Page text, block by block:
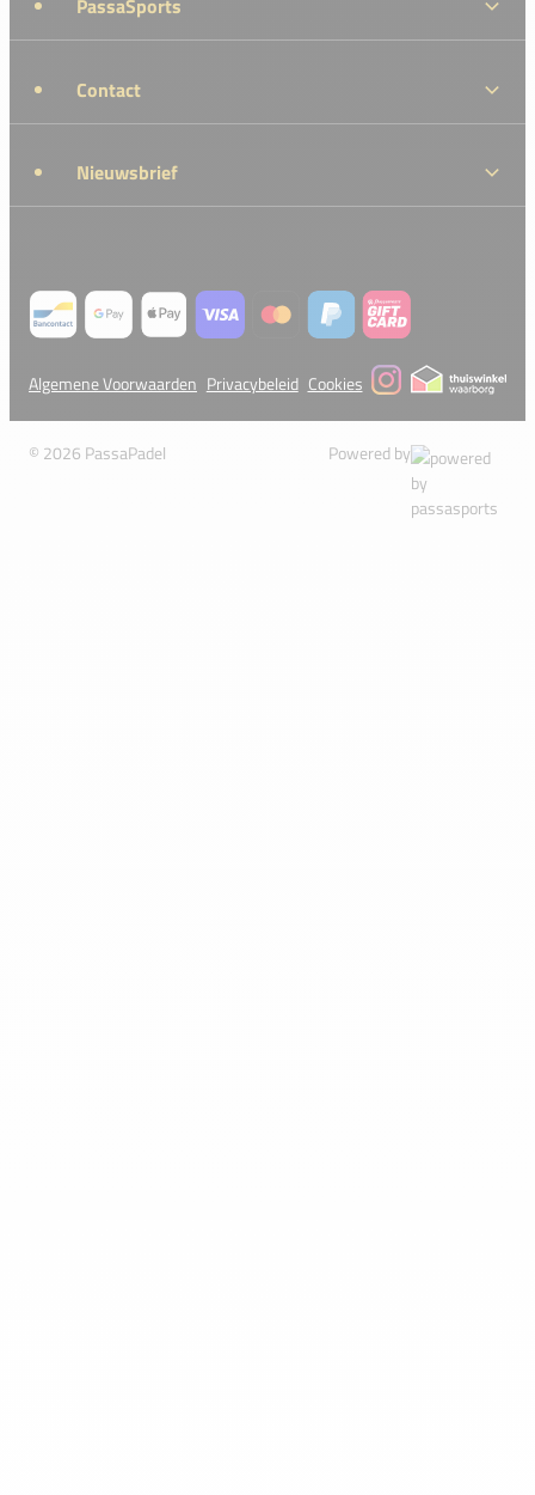
PassaSports
Contact
Nieuwsbrief
Algemene Voorwaarden Privacybeleid Cookies
© 2026 PassaPadel Powered by